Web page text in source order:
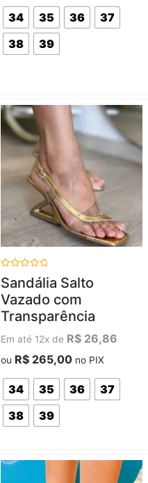
34 35 36
37
38
39
0
5
Sandália Salto
Vazado com
Transparência
Em até 12x de R$ 26,86
ou R$ 265,00 no PIX
34 35 36
37
38
39